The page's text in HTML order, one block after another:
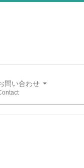
問い合わせ